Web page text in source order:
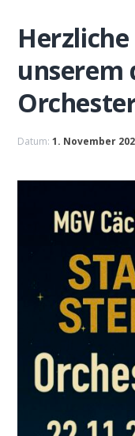
unserem
Datum:1. November